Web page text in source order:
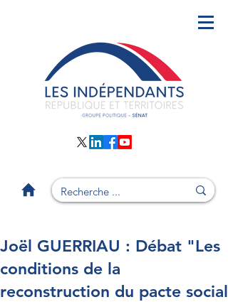
Joël GUERRIAU : Débat "Les
conditions de la
reconstruction du pacte social